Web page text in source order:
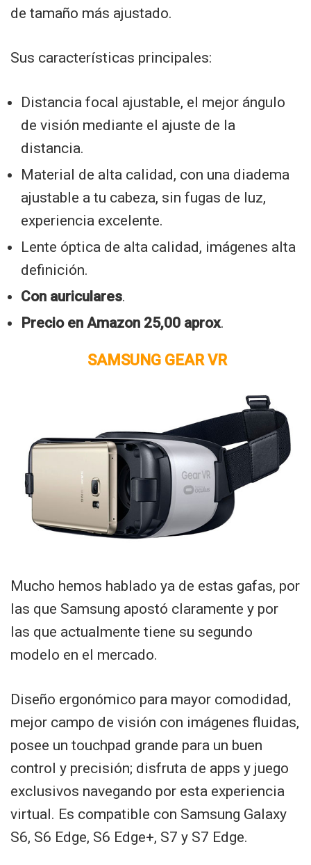
de tamaño más ajustado.
Sus características principales:
Distancia focal ajustable, el mejor ángulo
de visión mediante el ajuste de la
distancia.
Material de alta calidad, con una diadema
ajustable a tu cabeza, sin fugas de luz,
experiencia excelente.
Lente óptica de alta calidad, imágenes alta
definición.
Con auriculares.
Precio en Amazon 25,00 aprox.
SAMSUNG GEAR VR
Mucho hemos hablado ya de estas gafas, por
las que Samsung apostó claramente y por
las que actualmente tiene su segundo
modelo en el mercado.
Diseño ergonómico para mayor comodidad,
mejor campo de visión con imágenes fluidas,
posee un touchpad grande para un buen
control y precisión; disfruta de apps y juego
exclusivos navegando por esta experiencia
virtual. Es compatible con Samsung Galaxy
S6, S6 Edge, S6 Edge+, S7 y S7 Edge.